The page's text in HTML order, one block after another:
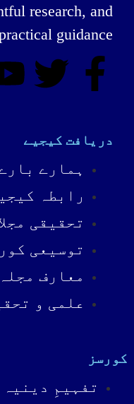
research, and
guidance
دریافت کیجیے
ہمارے
رابطہ
تحقیقی
توسیعی
معارف
علمی و
کورسز
تفہیمِ دینیہ